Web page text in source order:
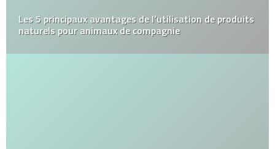
Les 5 principaux avantages de l’utilisation de produits
naturels pour animaux de compagnie